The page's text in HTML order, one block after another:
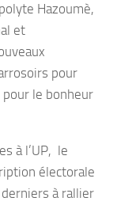
Hazoumè,
et
pour
pour le bonheur
à l’UP, le
électorale
derniers à rallier